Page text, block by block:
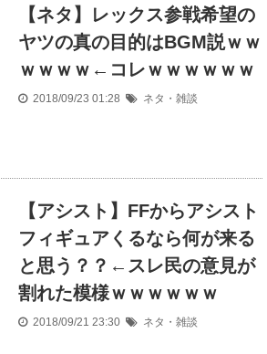
【ネタ】レックス参戦希望の
ヤツの真の目的はBGM説ｗｗ
ｗｗｗｗ←コレｗｗｗｗｗｗ
2018/09/23 01:28 ネタ・雑談
【アシスト】FFからアシスト
フィギュアくるなら何が来る
と思う？？←スレ民の意見が
割れた模様ｗｗｗｗｗｗ
2018/09/21 23:30 ネタ・雑談